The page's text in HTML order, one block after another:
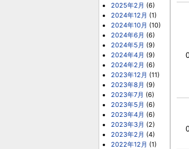
2025年2月 (6)
2024年12月 (1)
2024年10月 (10)
2024年6月 (6)
2024年5月 (9)
2024年4月 (9)
2024年2月 (6)
2023年12月 (11)
2023年8月 (9)
2023年7月 (6)
2023年5月 (6)
2023年4月 (6)
2023年3月 (2)
2023年2月 (4)
2022年12月 (1)